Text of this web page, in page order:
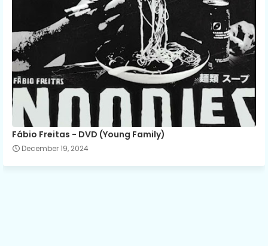
Fábio Freitas - DVD (Young Family)
December 19, 2024